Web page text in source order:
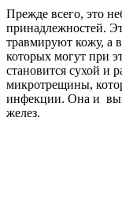
Прежде всего, это
принадлежностей.
травмируют кожу, а
которых могут при
становится сухой и
микротрещины,
инфекции. Она и
желез.